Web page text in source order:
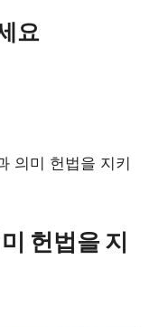
요
의미 헌법을 지키
헌법을 지